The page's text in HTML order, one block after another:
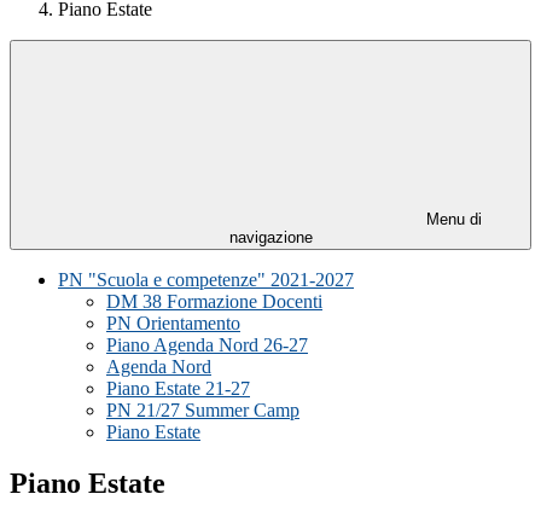
Piano Estate
Menu di
navigazione
PN "Scuola e competenze" 2021-2027
DM 38 Formazione Docenti
PN Orientamento
Piano Agenda Nord 26-27
Agenda Nord
Piano Estate 21-27
PN 21/27 Summer Camp
Piano Estate
Piano Estate